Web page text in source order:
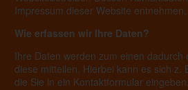
Impressum dieser Website entnehmen.
Wie erfassen wir Ihre Daten?
Ihre Daten werden zum einen dadurch
diese mitteilen. Hierbei kann es sich z.
die Sie in ein Kontaktformular eingeben.